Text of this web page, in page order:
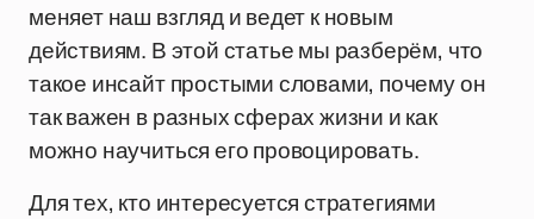
меняет наш взгляд и ведет к новым
действиям. В этой статье мы разберём, что
такое инсайт простыми словами, почему он
так важен в разных сферах жизни и как
можно научиться его провоцировать.
Для тех, кто интересуется стратегиями